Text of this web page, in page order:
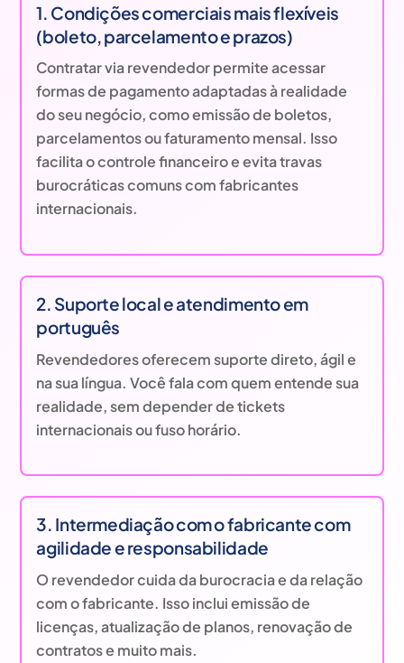
1. Condições comerciais mais flexíveis
(boleto, parcelamento e prazos)
Contratar via revendedor permite acessar
formas de pagamento adaptadas à realidade
do seu negócio, como emissão de boletos,
parcelamentos ou faturamento mensal. Isso
facilita o controle financeiro e evita travas
burocráticas comuns com fabricantes
internacionais.
2. Suporte local e atendimento em
português
Revendedores oferecem suporte direto, ágil e
na sua língua. Você fala com quem entende sua
realidade, sem depender de tickets
internacionais ou fuso horário.
3. Intermediação com o fabricante com
agilidade e responsabilidade
O revendedor cuida da burocracia e da relação
com o fabricante. Isso inclui emissão de
licenças, atualização de planos, renovação de
contratos e muito mais.